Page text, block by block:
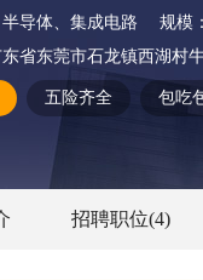
导体、集成电路
规模
省东莞市石龙镇西湖村
五险齐全 包吃
招聘职位(4)